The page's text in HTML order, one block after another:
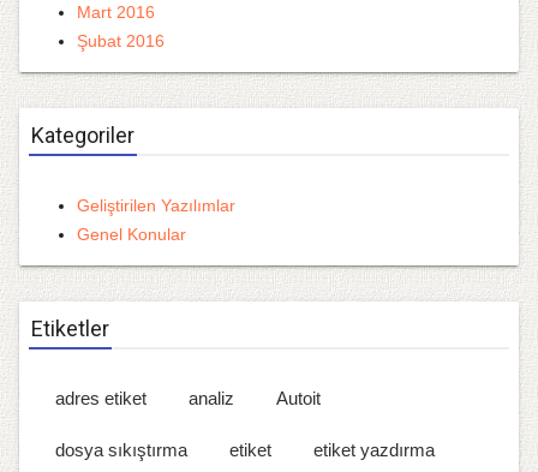
Mart 2016
Şubat 2016
Kategoriler
Geliştirilen Yazılımlar
Genel Konular
Etiketler
adres etiket analiz Autoit
dosya sıkıştırma etiket etiket yazdırma